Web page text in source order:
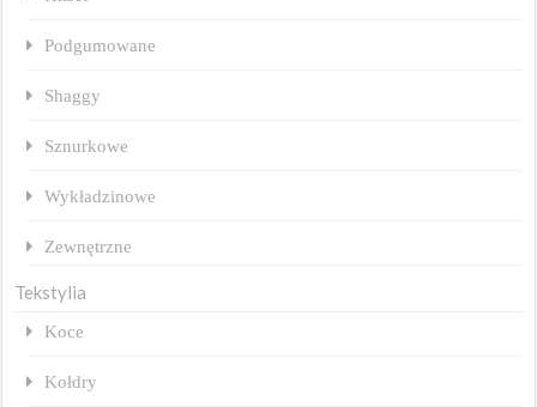
Podgumowane
Shaggy
Sznurkowe
Wykładzinowe
Zewnętrzne
Tekstylia
Koce
Kołdry